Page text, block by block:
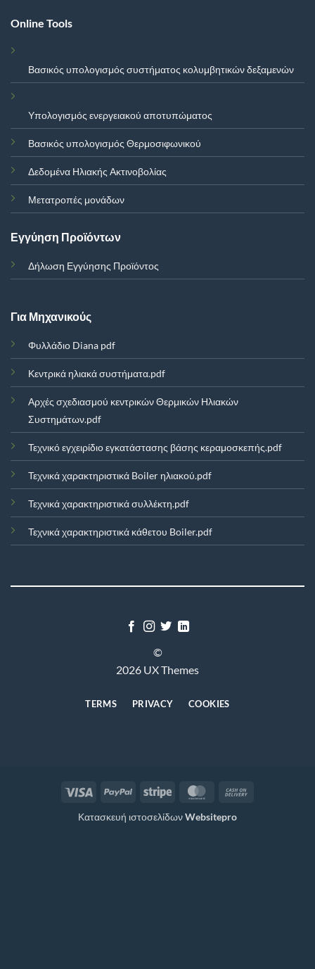
Online Tools
Βασικός υπολογισμός συστήματος κολυμβητικών δεξαμενών
Υπολογισμός ενεργειακού αποτυπώματος
Βασικός υπολογισμός Θερμοσιφωνικού
Δεδομένα Ηλιακής Ακτινοβολίας
Μετατροπές μονάδων
Εγγύηση Προϊόντων
Δήλωση Εγγύησης Προϊόντος
Για Μηχανικούς
Φυλλάδιο Diana pdf
Κεντρικά ηλιακά συστήματα.pdf
Αρχές σχεδιασμού κεντρικών Θερμικών Ηλιακών
Συστημάτων.pdf
Τεχνικό εγχειρίδιο εγκατάστασης βάσης κεραμοσκεπής.pdf
Τεχνικά χαρακτηριστικά Boiler ηλιακού.pdf
Τεχνικά χαρακτηριστικά συλλέκτη.pdf
Τεχνικά χαρακτηριστικά κάθετου Boiler.pdf
©
2026 UX Themes
TERMS PRIVACY COOKIES
Visa PayPal Stripe MasterCard
Κατασκευή ιστοσελίδωνWebsitepro